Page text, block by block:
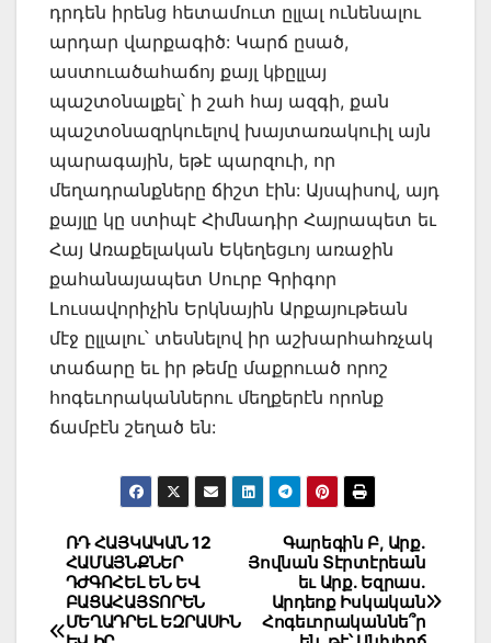
դրդեն իրենց հետամուտ ըլլալ ունենալու
արդար վարքագիծ: Կարճ ըսած,
աստուածահաճոյ քայլ կþըլլայ
պաշտօնալքել՝ ի շահ հայ ազգի, քան
պաշտօնազրկուելով խայտառակուիլ այն
պարագային, եթէ պարզուի, որ
մեղադրանքները ճիշտ էին: Այսպիսով, այդ
քայլը կը ստիպէ Հիմնադիր Հայրապետ եւ
Հայ Առաքելական Եկեղեցւոյ առաջին
քահանայապետ Սուրբ Գրիգոր
Լուսավորիչին Երկնային Արքայութեան
մէջ ըլլալու՝ տեսնելով իր աշխարհահռչակ
տաճարը եւ իր թեմը մաքրուած որոշ
հոգեւորականներու մեղքերէն որոնք
ճամբէն շեղած են:
Post
navigation
Գարեգին Բ, Արք.
Յովնան Տէրտէրեան
եւ Արք. Եզրաս.
Արդեոք Իսկական
Հոգեւորականնե՞ր
ՌԴ ՀԱՅԿԱԿԱՆ 12
ՀԱՄԱՅՆՔՆԵՐ
ԴԺԳՈՀԵԼ ԵՆ ԵՎ
ԲԱՑԱՀԱՅՏՈՐԵՆ
ՄԵՂԱԴՐԵԼ ԵԶՐԱՍԻՆ